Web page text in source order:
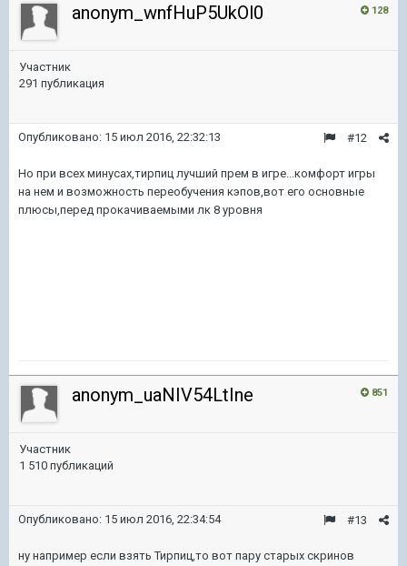
128
anonym_wnfHuP5UkOl0
Участник
291 публикация
#12
Опубликовано: 15 июл 2016, 22:32:13
Но при всех минусах,тирпиц лучший прем в игре...комфорт игры
на нем и возможность переобучения кэпов,вот его основные
плюсы,перед прокачиваемыми лк 8 уровня
851
anonym_uaNIV54LtIne
Участник
1 510 публикаций
#13
Опубликовано: 15 июл 2016, 22:34:54
ну например если взять Тирпиц,то вот пару старых скринов